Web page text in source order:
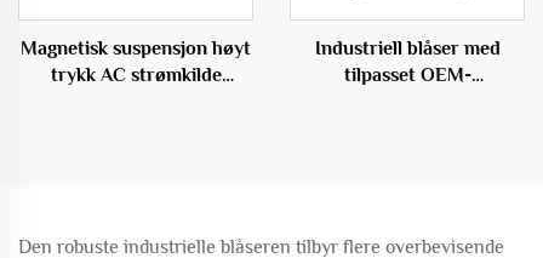
Magnetisk suspensjon høyt
trykk AC strømkilde
Industriell blåser med
tilpasset OEM-
Den robuste industrielle blåseren tilbyr flere overbevisende